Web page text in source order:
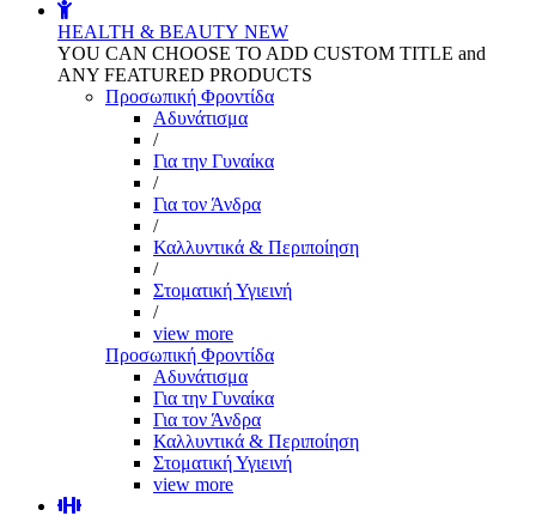
HEALTH & BEAUTY NEW
YOU CAN CHOOSE TO ADD CUSTOM TITLE and
ANY FEATURED PRODUCTS
Προσωπική Φροντίδα
Αδυνάτισμα
/
Για την Γυναίκα
/
Για τον Άνδρα
/
Καλλυντικά & Περιποίηση
/
Στοματική Υγιεινή
/
view more
Προσωπική Φροντίδα
Αδυνάτισμα
Για την Γυναίκα
Για τον Άνδρα
Καλλυντικά & Περιποίηση
Στοματική Υγιεινή
view more